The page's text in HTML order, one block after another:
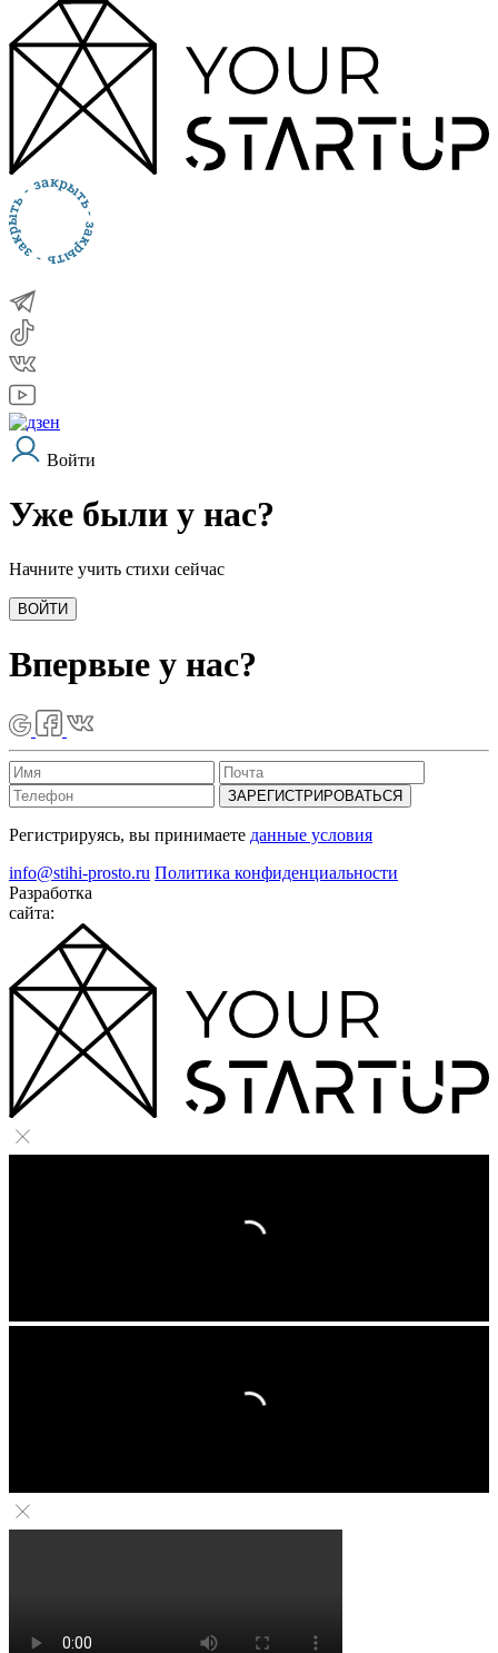
Войти
Уже были у нас?
Начните учить стихи сейчас
ВОЙТИ
Впервые у нас?
ЗАРЕГИСТРИРОВАТЬСЯ
Регистрируясь, вы принимаете данные условия
info@stihi-prosto.ru Политика конфиденциальности
Разработка
сайта: